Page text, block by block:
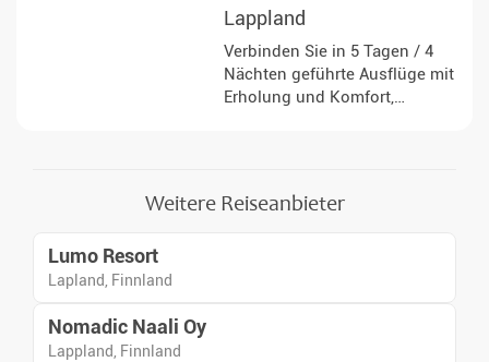
Lappland
Verbinden Sie in 5 Tagen / 4
Nächten geführte Ausflüge mit
Erholung und Komfort,
Nachthimmels direkt vom Bett.
Weitere Reiseanbieter
Lumo Resort
Lapland, Finnland
Nomadic Naali Oy
Lappland, Finnland